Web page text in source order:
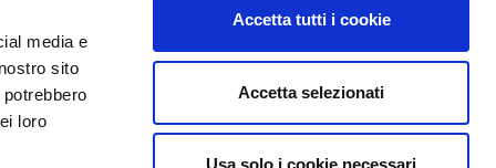
media e
sito
loro
Accetta tutti i cookie
Accetta selezionati
Usa solo i cookie necessari